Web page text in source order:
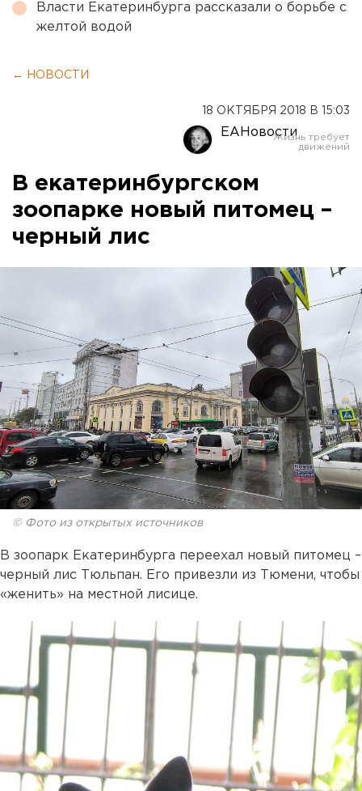
Власти Екатеринбурга рассказали о борьбе с
желтой водой
← НОВОСТИ
18 ОКТЯБРЯ 2018 В 15:03
ЕАНовости
В екатеринбургском
зоопарке новый питомец –
черный лис
© Фото из открытых источников
В зоопарк Екатеринбурга переехал новый питомец –
черный лис Тюльпан. Его привезли из Тюмени, чтобы
«женить» на местной лисице.